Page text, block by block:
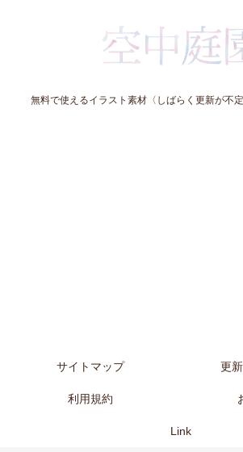
無料で使えるイラスト素材〈しばらく更新が不
サイトマップ 更
利用規約
Link